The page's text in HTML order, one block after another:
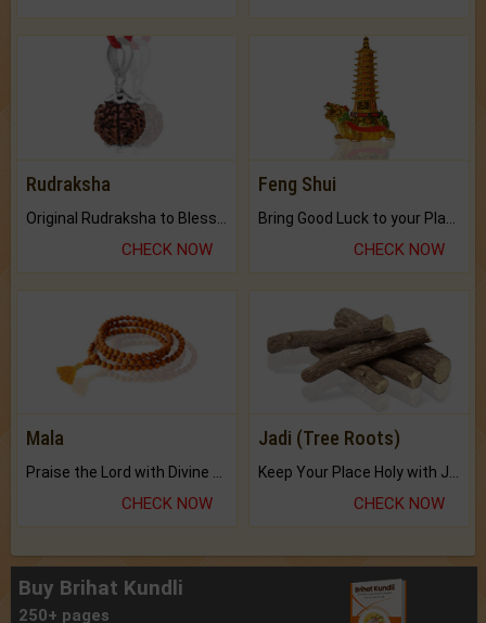
Rudraksha
CHECK NOW
Feng Shui
CHECK NOW
Mala
Praise the Lord with Divine Energies of Mala.
CHECK NOW
Jadi (Tree Roots)
Keep Your Place Holy with Jadi.
CHECK NOW
Buy Brihat Kundli
250+ pages